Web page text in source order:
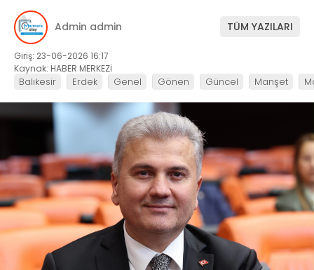
Admin admin TÜM YAZILARI
Giriş: 23-06-2026 16:17
Kaynak: HABER MERKEZİ
Balıkesir Erdek Genel Gönen Güncel Manşet